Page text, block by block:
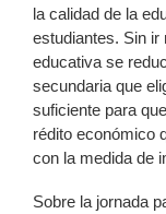
la calidad de la
estudiantes. Sin
educativa se
secundaria que
suficiente para
rédito económico
con la medida de
Sobre la jornada